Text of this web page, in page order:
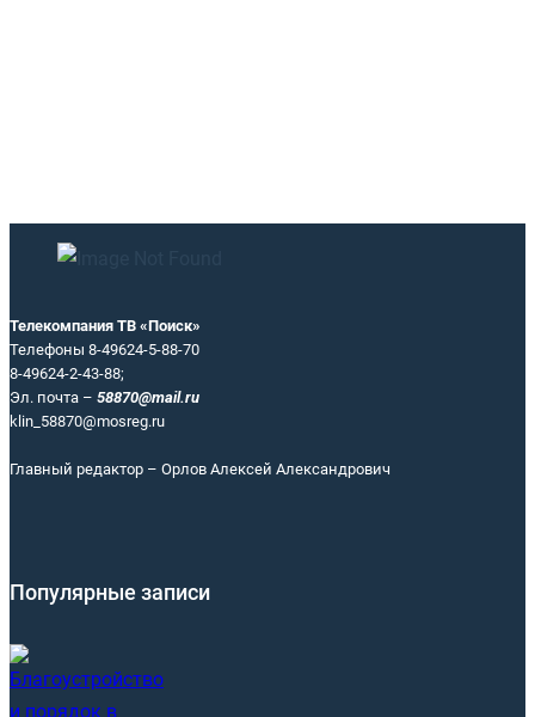
Телекомпания ТВ «Поиск»
Телефоны 8-49624-5-88-70
8-49624-2-43-88;
Эл. почта – 58870@mail.ru
klin_58870@mosreg.ru
Главный редактор – Орлов Алексей Александрович
Популярные записи